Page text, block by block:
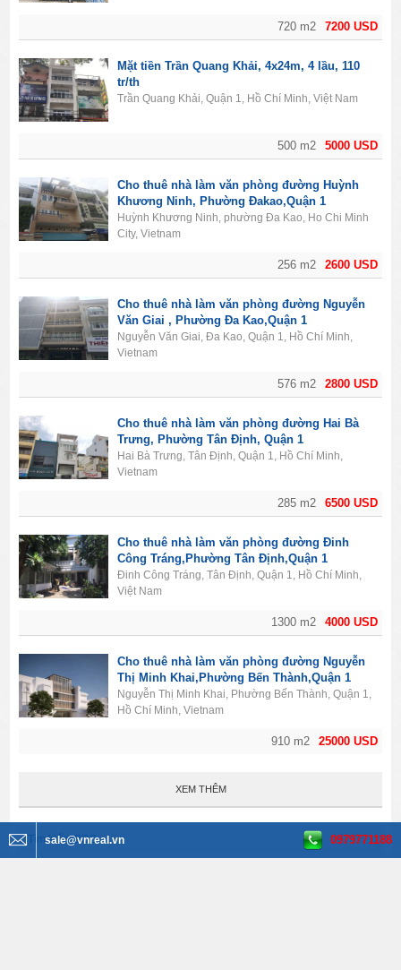
7200 USD
720 m2
5000 USD
500 m2
Mặt tiền Trần Quang Khải, 4x24m, 4 lầu, 110
tr/th
Trần Quang Khải, Quận 1, Hồ Chí Minh, Việt Nam
2600 USD
256 m2
Cho thuê nhà làm văn phòng đường Huỳnh
Khương Ninh, Phường Đakao,Quận 1
Huỳnh Khương Ninh, phường Đa Kao, Ho Chi Minh
City, Vietnam
2800 USD
576 m2
Cho thuê nhà làm văn phòng đường Nguyễn
Văn Giai , Phường Đa Kao,Quận 1
Nguyễn Văn Giai, Đa Kao, Quận 1, Hồ Chí Minh,
Vietnam
6500 USD
285 m2
Cho thuê nhà làm văn phòng đường Hai Bà
Trưng, Phường Tân Định, Quận 1
Hai Bà Trưng, Tân Định, Quận 1, Hồ Chí Minh,
Vietnam
4000 USD
1300 m2
Cho thuê nhà làm văn phòng đường Đinh
Công Tráng,Phường Tân Định,Quận 1
Đinh Công Tráng, Tân Định, Quận 1, Hồ Chí Minh,
Việt Nam
25000 USD
910 m2
Cho thuê nhà làm văn phòng đường Nguyễn
Thị Minh Khai,Phường Bến Thành,Quận 1
Nguyễn Thị Minh Khai, Phường Bến Thành, Quận 1,
Hồ Chí Minh, Vietnam
XEM THÊM
Tìm kiếm BĐS
sale@vnreal.vn 0979771188